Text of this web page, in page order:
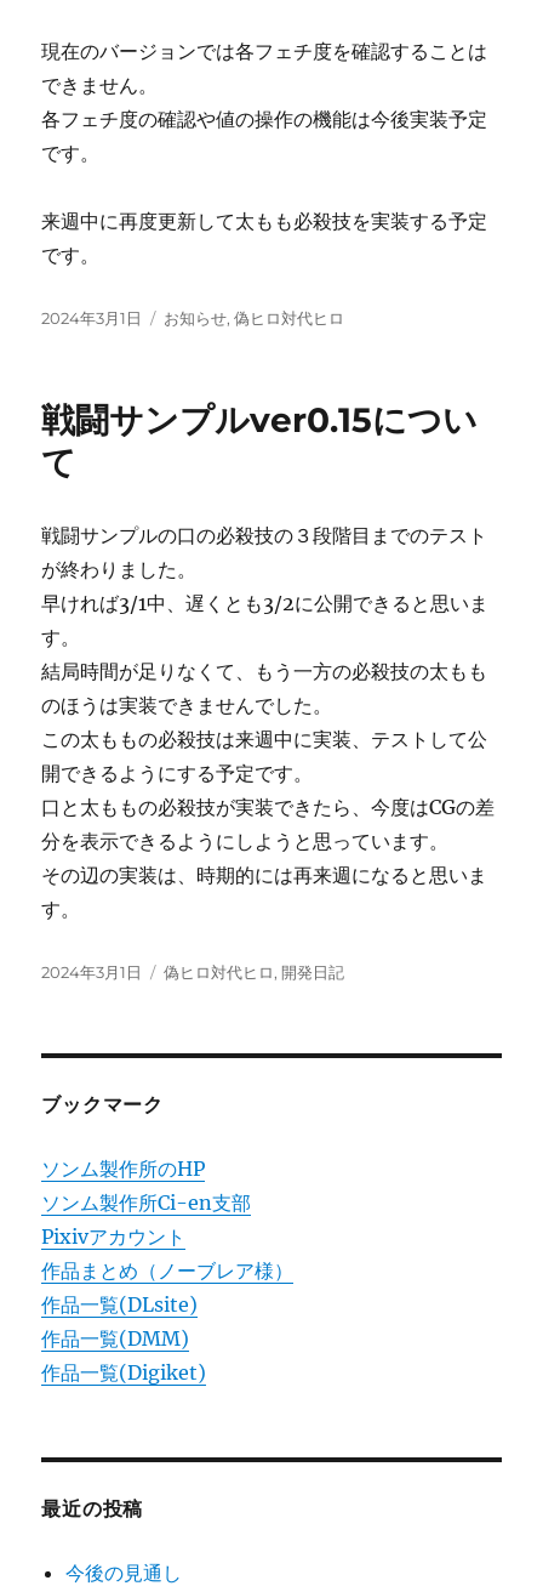
現在のバージョンでは各フェチ度を確認することは
できません。
各フェチ度の確認や値の操作の機能は今後実装予定
です。
来週中に再度更新して太もも必殺技を実装する予定
です。
投
2024年3月1日
カ
ー
お知らせ,偽ヒロ対代ヒロ
戦闘サンプルver0.15につい
て
戦闘サンプルの口の必殺技の３段階目までのテスト
が終わりました。
早ければ3/1中、遅くとも3/2に公開できると思いま
す。
結局時間が足りなくて、もう一方の必殺技の太もも
のほうは実装できませんでした。
この太ももの必殺技は来週中に実装、テストして公
開できるようにする予定です。
口と太ももの必殺技が実装できたら、今度はCGの差
分を表示できるようにしようと思っています。
その辺の実装は、時期的には再来週になると思いま
す。
投
2024年3月1日
カ
偽ヒロ対代ヒロ,開発日記
ブックマーク
ソンム製作所のHP
ソンム製作所Ci-en支部
Pixivアカウント
作品まとめ（ノーブレア様）
作品一覧(DLsite)
作品一覧(DMM)
作品一覧(Digiket)
最近の投稿
今後の見通し